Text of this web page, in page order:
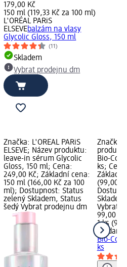
179,00 Kč
150 ml (119,33 Kč za 100 ml)
L'ORÉAL PARiS
ELSEVEbalzám na vlasy
Glycolic Gloss, 150 ml
(11)
Skladem
Vybrat prodejnu dm
Značka: L'ORÉAL PARiS
ELSEVE; Název produktu:
leave-in sérum Glycolic
Gloss, 150 ml; Cena:
249,00 Kč; Základní cena:
150 ml (166,00 Kč za 100
ml); Dostupnost: Status
zelený Skladem, Status
šedý Vybrat prodejnu dm
Značka:
Bio-
ks;
Základní
(99,00
Vybrat
99,00 Kč
1 ks
Bio-
ks